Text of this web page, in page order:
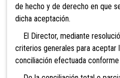
de hecho y de derecho en que
dicha aceptación.
El Director, mediante
criterios generales para aceptar
conciliación efectuada